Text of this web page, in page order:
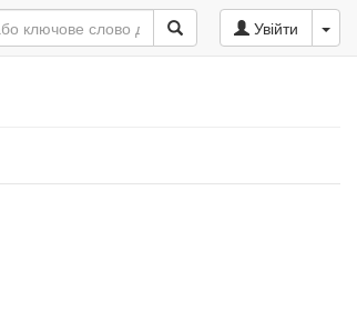
Увійти